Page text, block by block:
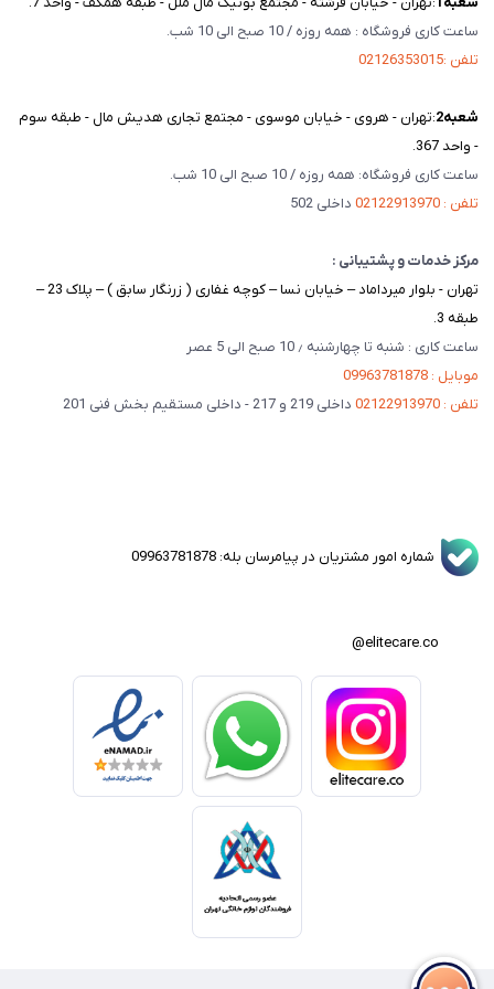
ساعت کاری فروشگاه : همه روزه / 10 صبح الی 10 شب.
تلفن :02126353015
شعبه‌2 :تهران - هروی - خیابان موسوی - مجتمع تجاری هدیش مال - طبقه سوم
- واحد 367.
ساعت کاری فروشگاه: همه روزه / 10 صبح الی 10 شب.
تلفن : 02122913970
داخلی 502
مرکز خدمات و پشتیبانی :
تهران - بلوار میرداماد – خیابان نسا – کوچه غفاری ( زرنگار سابق ) – پلاک 23 –
طبقه 3.
ساعت کاری : شنبه تا چهارشنبه ٫ 10 صبح الی 5 عصر
موبایل : 09963781878
تلفن : 02122913970
داخلی 219 و 217 - داخلی مستقیم بخش فنی 201
شماره امور مشتریان در پیامرسان بله: 09963781878